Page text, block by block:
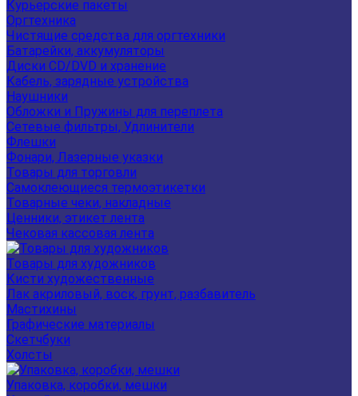
Курьерские пакеты
Оргтехника
Чистящие средства для оргтехники
Батарейки, аккумуляторы
Диски CD/DVD и хранение
Кабель, зарядные устройства
Наушники
Обложки и Пружины для переплета
Сетевые фильтры, Удлинители
Флешки
Фонари, Лазерные указки
Товары для торговли
Самоклеющиеся термоэтикетки
Товарные чеки, накладные
Ценники, этикет лента
Чековая кассовая лента
Товары для художников
Кисти художественные
Лак акриловый, воск, грунт, разбавитель
Мастихины
Графические материалы
Скетчбуки
Холсты
Упаковка, коробки, мешки